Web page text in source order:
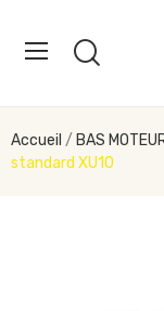
Accueil BAS
standard XU10